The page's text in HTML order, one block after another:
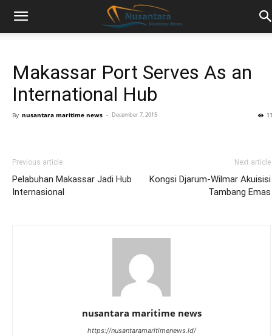
Makassar Port Serves As an
International Hub
By nusantara maritime news - December 7, 2015
Previous article
Pelabuhan Makassar Jadi Hub
Internasional
Next article
Kongsi Djarum-Wilmar Akuisisi
Tambang Emas
nusantara maritime news
https://nusantaramaritimenews.id/